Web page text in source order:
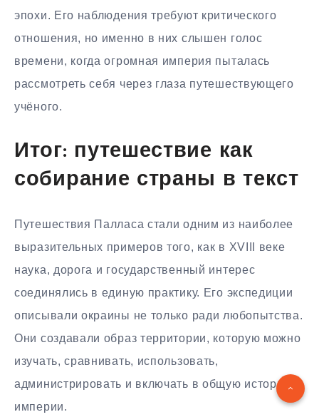
эпохи. Его наблюдения требуют критического
отношения, но именно в них слышен голос
времени, когда огромная империя пыталась
рассмотреть себя через глаза путешествующего
учёного.
Итог: путешествие как
собирание страны в текст
Путешествия Палласа стали одним из наиболее
выразительных примеров того, как в XVIII веке
наука, дорога и государственный интерес
соединялись в единую практику. Его экспедиции
описывали окраины не только ради любопытства.
Они создавали образ территории, которую можно
изучать, сравнивать, использовать,
администрировать и включать в общую историю
империи.